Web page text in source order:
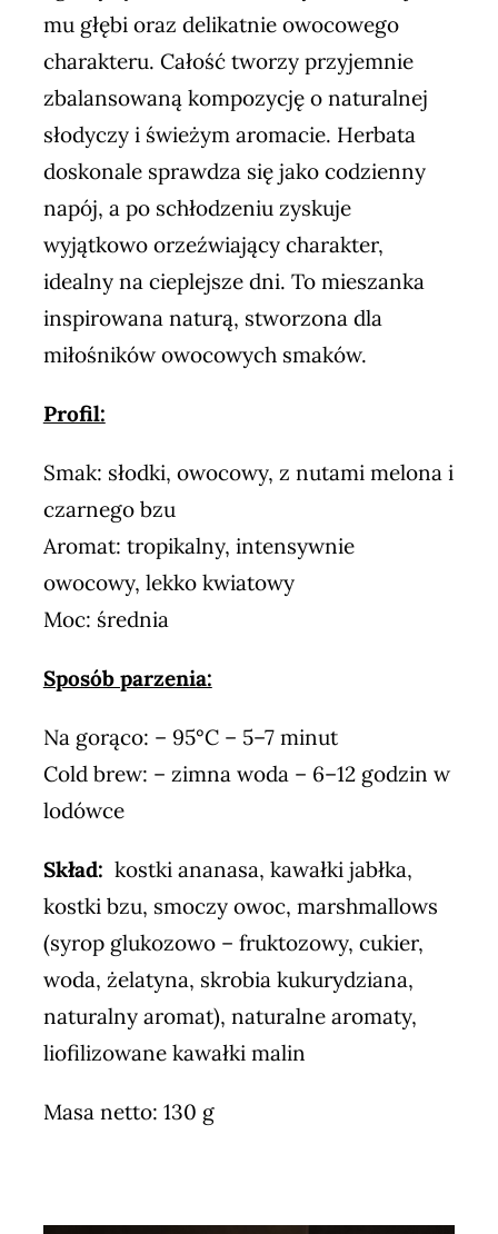
mu głębi oraz delikatnie owocowego
charakteru. Całość tworzy przyjemnie
zbalansowaną kompozycję o naturalnej
słodyczy i świeżym aromacie. Herbata
doskonale sprawdza się jako codzienny
napój, a po schłodzeniu zyskuje
wyjątkowo orzeźwiający charakter,
idealny na cieplejsze dni. To mieszanka
inspirowana naturą, stworzona dla
miłośników owocowych smaków.
Profil:
Smak: słodki, owocowy, z nutami melona i
czarnego bzu
Aromat: tropikalny, intensywnie
owocowy, lekko kwiatowy
Moc: średnia
Sposób parzenia:
Na gorąco: – 95°C – 5–7 minut
Cold brew: – zimna woda – 6–12 godzin w
lodówce
Skład: kostki ananasa, kawałki jabłka,
kostki bzu, smoczy owoc, marshmallows
(syrop glukozowo – fruktozowy, cukier,
woda, żelatyna, skrobia kukurydziana,
naturalny aromat), naturalne aromaty,
liofilizowane kawałki malin
Masa netto: 130 g